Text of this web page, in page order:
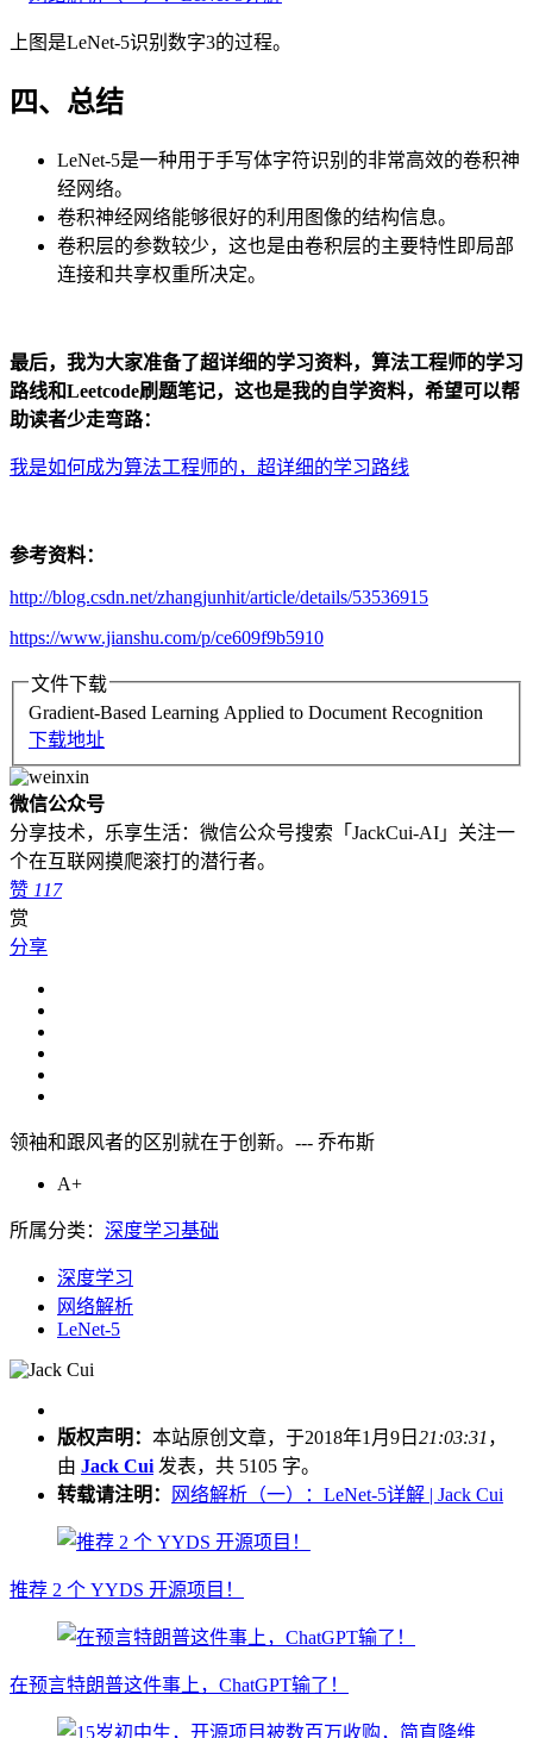
上图是LeNet-5识别数字3的过程。
四、总结
LeNet-5是一种用于手写体字符识别的非常高效的卷积神
经网络。
卷积神经网络能够很好的利用图像的结构信息。
卷积层的参数较少，这也是由卷积层的主要特性即局部
连接和共享权重所决定。
最后，我为大家准备了超详细的学习资料，算法工程师的学习
路线和Leetcode刷题笔记，这也是我的自学资料，希望可以帮
助读者少走弯路：
我是如何成为算法工程师的，超详细的学习路线
参考资料：
http://blog.csdn.net/zhangjunhit/article/details/53536915
https://www.jianshu.com/p/ce609f9b5910
文件下载
Gradient-Based Learning Applied to Document Recognition
下载地址
微信公众号
分享技术，乐享生活：微信公众号搜索「JackCui-AI」关注一
个在互联网摸爬滚打的潜行者。
赞 117
赏
分享
领袖和跟风者的区别就在于创新。--- 乔布斯
A+
所属分类： 深度学习基础
深度学习
网络解析
LeNet-5
版权声明： 本站原创文章，于2018年1月9日 21:03:31 ，
由 Jack Cui 发表，共 5105 字。
转载请注明：
网络解析（一）：LeNet-5详解 | Jack Cui
推荐 2 个 YYDS 开源项目！
在预言特朗普这件事上，ChatGPT输了！